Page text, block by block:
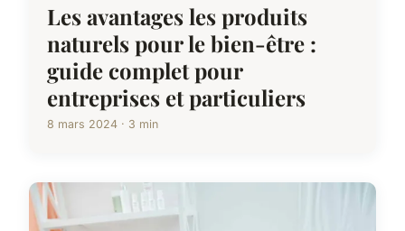
Les avantages les produits
naturels pour le bien-être :
guide complet pour
entreprises et particuliers
8 mars 2024 · 3 min